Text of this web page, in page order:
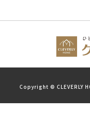
Copyright © CLEVERLY